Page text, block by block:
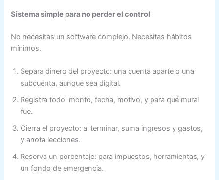
Sistema simple para no perder el control
No necesitas un software complejo. Necesitas hábitos
mínimos.
Separa dinero del proyecto: una cuenta aparte o una
subcuenta, aunque sea digital.
Registra todo: monto, fecha, motivo, y para qué mural
fue.
Cierra el proyecto: al terminar, suma ingresos y gastos,
y anota lecciones.
Reserva un porcentaje: para impuestos, herramientas, y
un fondo de emergencia.